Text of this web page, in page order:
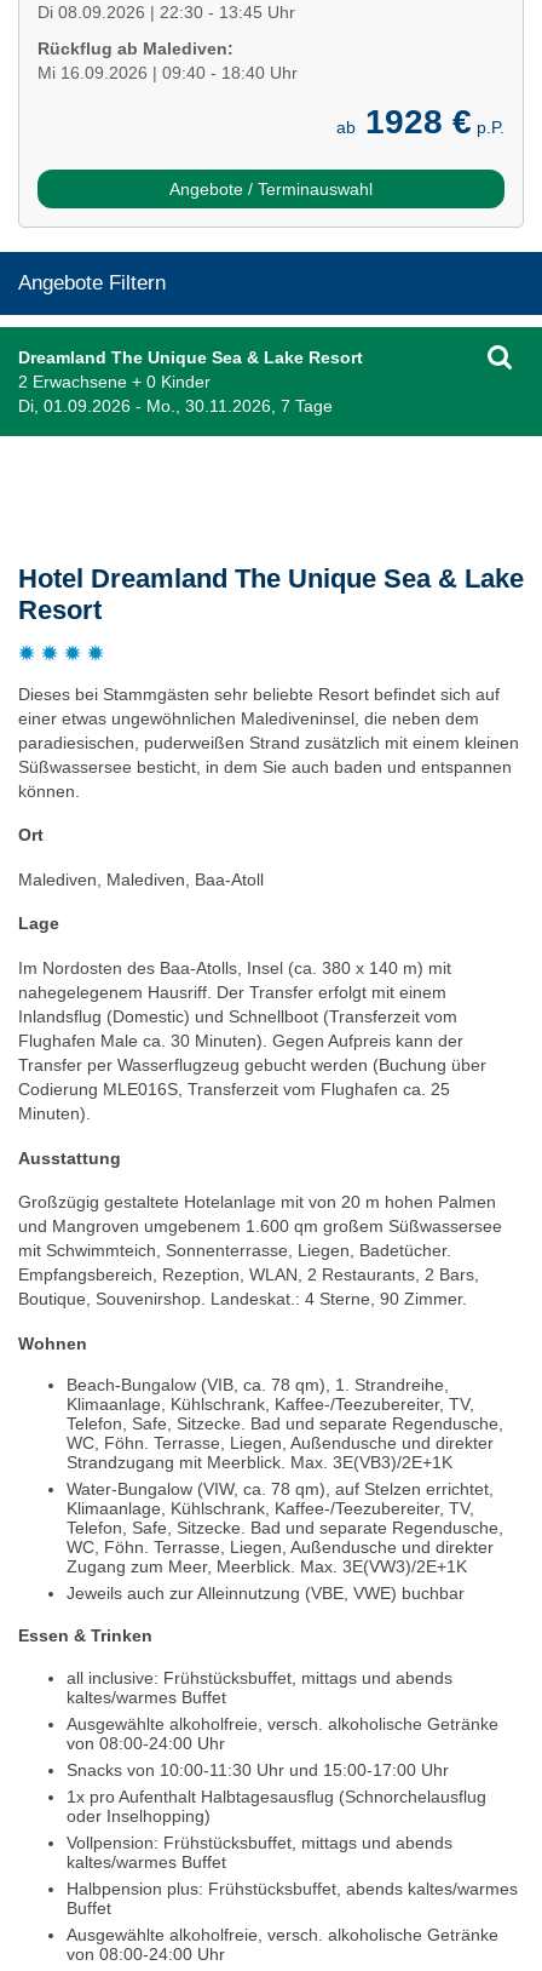
Di 08.09.2026 | 22:30 - 13:45 Uhr
Rückflug ab Malediven:
Mi 16.09.2026 | 09:40 - 18:40 Uhr
ab 1928 € p.P.
Angebote / Terminauswahl
Angebote Filtern
Dreamland The Unique Sea & Lake Resort
2 Erwachsene + 0 Kinder
Di, 01.09.2026 - Mo., 30.11.2026, 7 Tage
Hotel Dreamland The Unique Sea & Lake
Resort
Dieses bei Stammgästen sehr beliebte Resort befindet sich auf
einer etwas ungewöhnlichen Malediveninsel, die neben dem
paradiesischen, puderweißen Strand zusätzlich mit einem kleinen
Süßwassersee besticht, in dem Sie auch baden und entspannen
können.
Ort
Malediven, Malediven, Baa-Atoll
Lage
Im Nordosten des Baa-Atolls, Insel (ca. 380 x 140 m) mit
nahegelegenem Hausriff. Der Transfer erfolgt mit einem
Inlandsflug (Domestic) und Schnellboot (Transferzeit vom
Flughafen Male ca. 30 Minuten). Gegen Aufpreis kann der
Transfer per Wasserflugzeug gebucht werden (Buchung über
Codierung MLE016S, Transferzeit vom Flughafen ca. 25
Minuten).
Ausstattung
Großzügig gestaltete Hotelanlage mit von 20 m hohen Palmen
und Mangroven umgebenem 1.600 qm großem Süßwassersee
mit Schwimmteich, Sonnenterrasse, Liegen, Badetücher.
Empfangsbereich, Rezeption, WLAN, 2 Restaurants, 2 Bars,
Boutique, Souvenirshop. Landeskat.: 4 Sterne, 90 Zimmer.
Wohnen
Beach-Bungalow (VIB, ca. 78 qm), 1. Strandreihe,
Klimaanlage, Kühlschrank, Kaffee-/Teezubereiter, TV,
Telefon, Safe, Sitzecke. Bad und separate Regendusche,
WC, Föhn. Terrasse, Liegen, Außendusche und direkter
Strandzugang mit Meerblick. Max. 3E(VB3)/2E+1K
Water-Bungalow (VIW, ca. 78 qm), auf Stelzen errichtet,
Klimaanlage, Kühlschrank, Kaffee-/Teezubereiter, TV,
Telefon, Safe, Sitzecke. Bad und separate Regendusche,
WC, Föhn. Terrasse, Liegen, Außendusche und direkter
Zugang zum Meer, Meerblick. Max. 3E(VW3)/2E+1K
Jeweils auch zur Alleinnutzung (VBE, VWE) buchbar
Essen & Trinken
all inclusive: Frühstücksbuffet, mittags und abends
kaltes/warmes Buffet
Ausgewählte alkoholfreie, versch. alkoholische Getränke
von 08:00-24:00 Uhr
Snacks von 10:00-11:30 Uhr und 15:00-17:00 Uhr
1x pro Aufenthalt Halbtagesausflug (Schnorchelausflug
oder Inselhopping)
Vollpension: Frühstücksbuffet, mittags und abends
kaltes/warmes Buffet
Halbpension plus: Frühstücksbuffet, abends kaltes/warmes
Buffet
Ausgewählte alkoholfreie, versch. alkoholische Getränke
von 08:00-24:00 Uhr